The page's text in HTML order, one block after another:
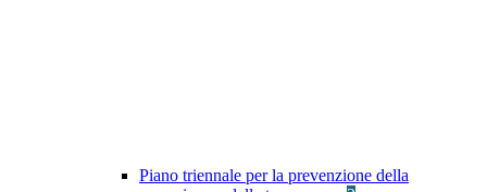
Piano triennale per la prevenzione della